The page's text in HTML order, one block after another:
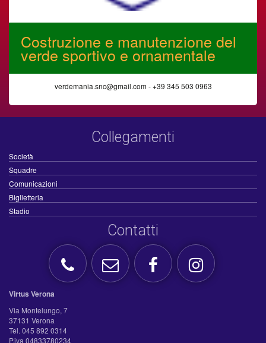
Costruzione e manutenzione del
verde sportivo e ornamentale
verdemania.snc@gmail.com - +39 345 503 0963
Collegamenti
Società
Squadre
Comunicazioni
Biglietteria
Stadio
Contatti
Virtus Verona
Via Montelungo, 7
37131 Verona
Tel. 045 892 0314
P.iva 04833780234